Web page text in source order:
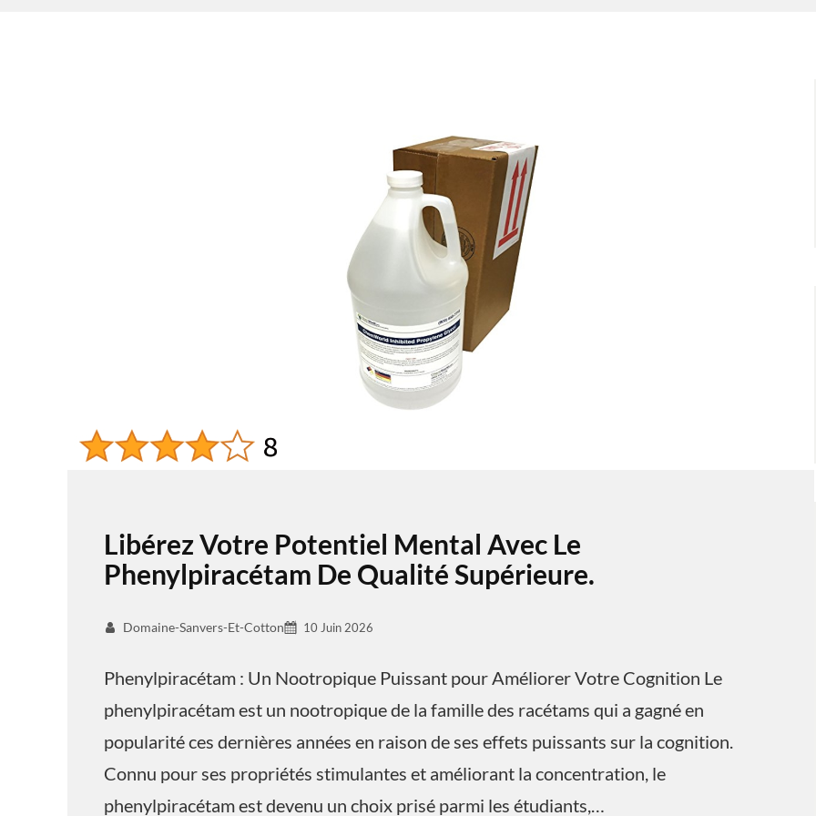
Libérez Votre Potentiel Mental Avec Le
Phenylpiracétam De Qualité Supérieure.
Domaine-Sanvers-Et-Cotton 10 Juin 2026
Phenylpiracétam : Un Nootropique Puissant pour Améliorer Votre Cognition Le
phenylpiracétam est un nootropique de la famille des racétams qui a gagné en
popularité ces dernières années en raison de ses effets puissants sur la cognition.
Connu pour ses propriétés stimulantes et améliorant la concentration, le
phenylpiracétam est devenu un choix prisé parmi les étudiants,…